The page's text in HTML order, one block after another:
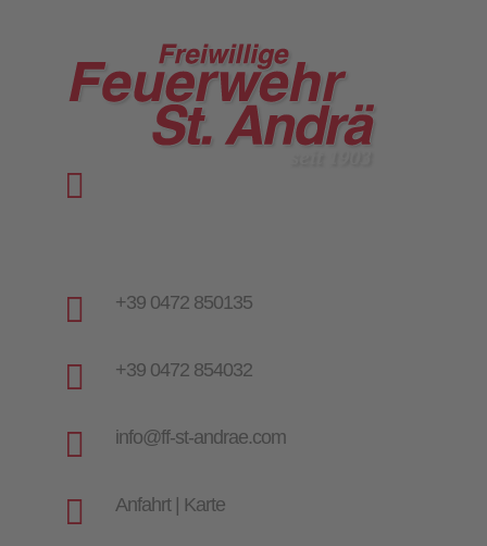

 +39 0472 850135
 +39 0472 854032
 info@ff-st-andrae.com
 Anfahrt | Karte